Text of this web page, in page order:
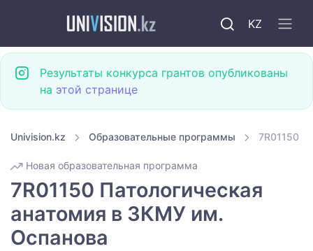
KZ
Результаты конкурса грантов опубликованы
на этой странице
Univision.kz Образовательные программы 7R01150
Новая образовательная программа
7R01150 Патологическая
анатомия в ЗКМУ им.
Оспанова